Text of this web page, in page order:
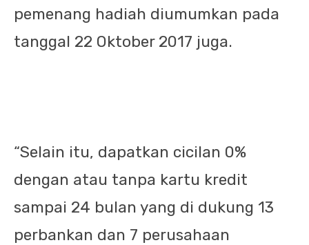
pemenang hadiah diumumkan pada
tanggal 22 Oktober 2017 juga.
“Selain itu, dapatkan cicilan 0%
dengan atau tanpa kartu kredit
sampai 24 bulan yang di dukung 13
perbankan dan 7 perusahaan